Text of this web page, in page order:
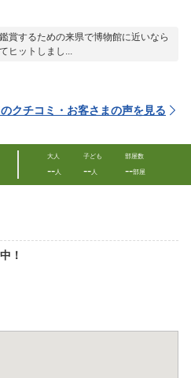
賞するための来県で博物館に近いなら
ヒットしまし...
クチコミ・お客さまの声を見る
大人
--人
子ども
--人
部屋数
--部屋
！